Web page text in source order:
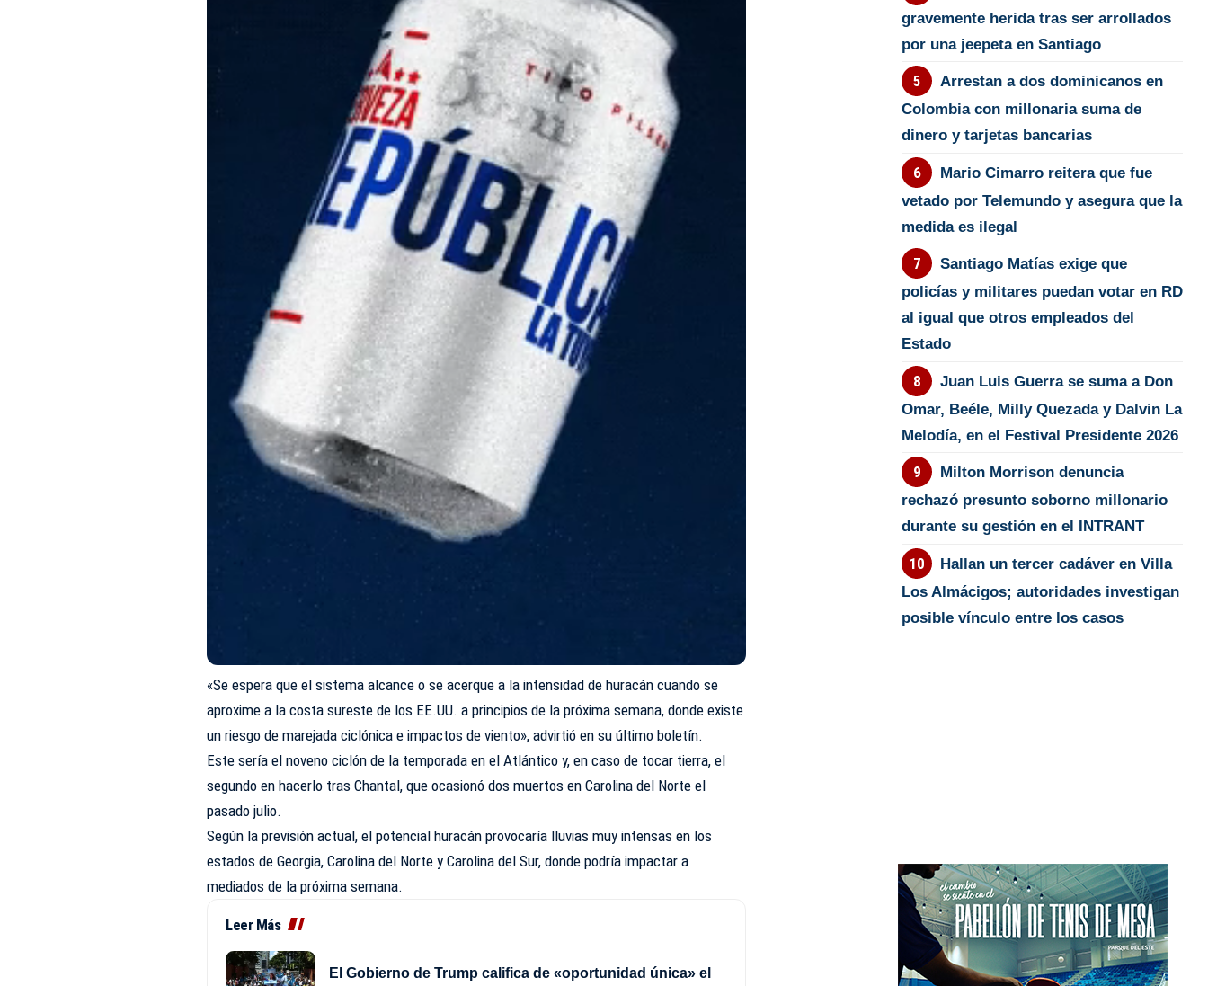
«Se espera que el sistema alcance o se acerque a la intensidad de huracán cuando se
aproxime a la costa sureste de los EE.UU. a principios de la próxima semana, donde existe
un riesgo de marejada ciclónica e impactos de viento», advirtió en su último boletín.
Este sería el noveno ciclón de la temporada en el Atlántico y, en caso de tocar tierra, el
segundo en hacerlo tras Chantal, que ocasionó dos muertos en Carolina del Norte el
pasado julio.
Según la previsión actual, el potencial huracán provocaría lluvias muy intensas en los
estados de Georgia, Carolina del Norte y Carolina del Sur, donde podría impactar a
mediados de la próxima semana.
Leer Más
El Gobierno de Trump califica de «oportunidad única» el
gravemente herida tras ser arrollados
por una jeepeta en Santiago
Arrestan a dos dominicanos en
Colombia con millonaria suma de
dinero y tarjetas bancarias
Mario Cimarro reitera que fue
vetado por Telemundo y asegura que la
medida es ilegal
Santiago Matías exige que
policías y militares puedan votar en RD
al igual que otros empleados del
Estado
Juan Luis Guerra se suma a Don
Omar, Beéle, Milly Quezada y Dalvin La
Melodía, en el Festival Presidente 2026
Milton Morrison denuncia
rechazó presunto soborno millonario
durante su gestión en el INTRANT
Hallan un tercer cadáver en Villa
Los Almácigos; autoridades investigan
posible vínculo entre los casos